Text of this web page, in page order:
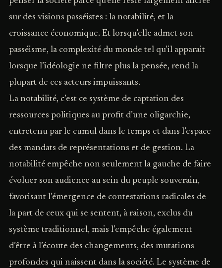
sur des visions passéistes : la notabilité, et la
croissance économique. Et lorsqu’elle admet son
passéisme, la complexité du monde tel qu’il apparait
lorsque l’idéologie ne filtre plus la pensée, rend la
plupart de ces acteurs impuissants.
La notabilité, c’est ce système de captation des
ressources politiques au profit d’une oligarchie,
entretenu par le cumul dans le temps et dans l’espace
des mandats de représentations et de gestion. La
notabilité empêche non seulement la gauche de faire
évoluer son audience au sein du peuple souverain,
favorisant l’émergence de contestations radicales de
la part de ceux qui se sentent, à raison, exclus du
système traditionnel, mais l’empêche également
d’être à l’écoute des changements, des mutations
profondes qui naissent dans la société. Le système de